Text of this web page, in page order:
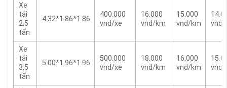
Xe
tải
2,5
tấn
4.32*1.86*1.86
400.000
vnd/xe
16.000
vnd/km
15.000
vnd/km
vnd/
Xe
tải
3,5
tấn
5.00*1.96*1.96
500.000
vnd/xe
18.000
vnd/km
16.000
vnd/km
vnd/